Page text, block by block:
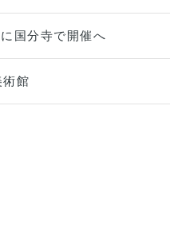
国分寺で開催へ
術館